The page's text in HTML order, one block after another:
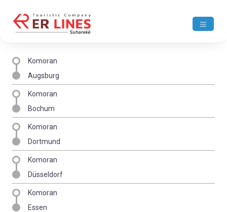
Komoran
Augsburg
Komoran
Bochum
Komoran
Dortmund
Komoran
Düsseldorf
Komoran
Essen